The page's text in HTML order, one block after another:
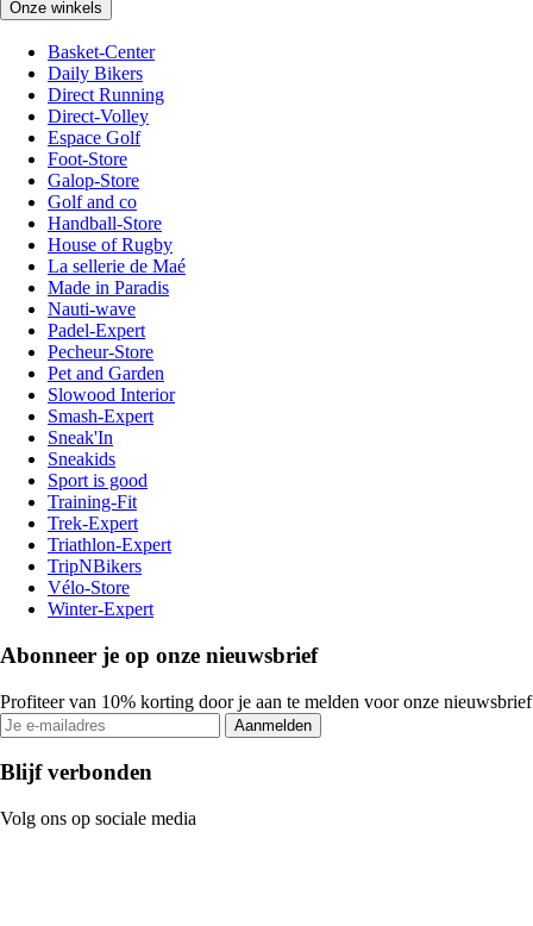
Onze winkels
Basket-Center
Daily Bikers
Direct Running
Direct-Volley
Espace Golf
Foot-Store
Galop-Store
Golf and co
Handball-Store
House of Rugby
La sellerie de Maé
Made in Paradis
Nauti-wave
Padel-Expert
Pecheur-Store
Pet and Garden
Slowood Interior
Smash-Expert
Sneak'In
Sneakids
Sport is good
Training-Fit
Trek-Expert
Triathlon-Expert
TripNBikers
Vélo-Store
Winter-Expert
Abonneer je op onze nieuwsbrief
Profiteer van 10% korting door je aan te melden voor onze nieuwsbrief
Aanmelden
Blijf verbonden
Volg ons op sociale media